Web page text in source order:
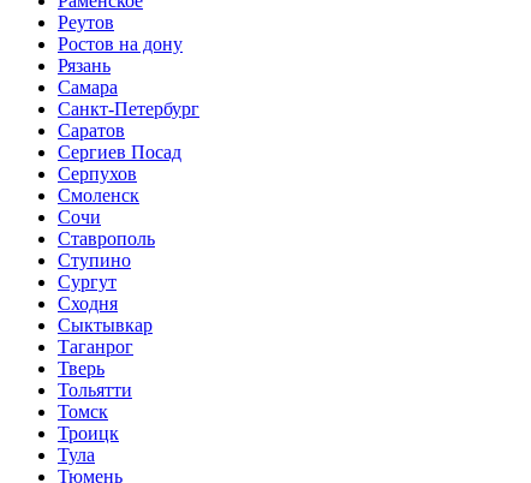
Реутов
Ростов на дону
Рязань
Самара
Санкт-Петербург
Саратов
Сергиев Посад
Серпухов
Смоленск
Сочи
Ставрополь
Ступино
Сургут
Сходня
Сыктывкар
Таганрог
Тверь
Тольятти
Томск
Троицк
Тула
Тюмень